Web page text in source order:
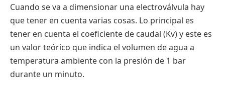
Cuando se va a dimensionar una electroválvula hay
que tener en cuenta varias cosas. Lo principal es
tener en cuenta el coeficiente de caudal (Kv) y este es
un valor teórico que indica el volumen de agua a
temperatura ambiente con la presión de 1 bar
durante un minuto.